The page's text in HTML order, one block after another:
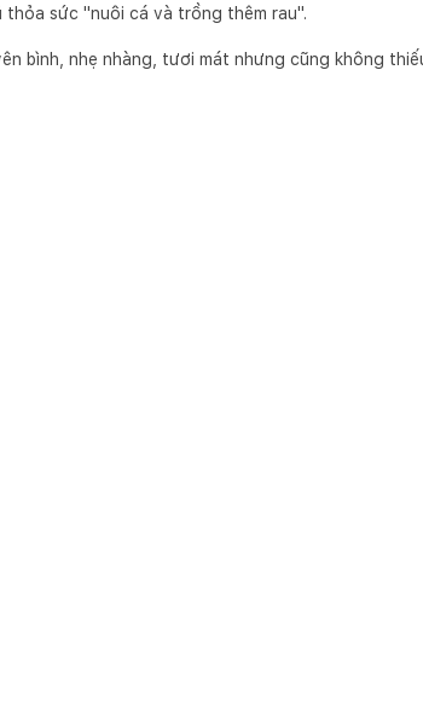
thỏa sức "nuôi cá và trồng thêm rau".
bình, nhẹ nhàng, tươi mát nhưng cũng không